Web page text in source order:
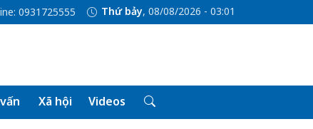
0931725555 Thứ bảy, 08/08/2026 - 03:01
Xã hội Videos